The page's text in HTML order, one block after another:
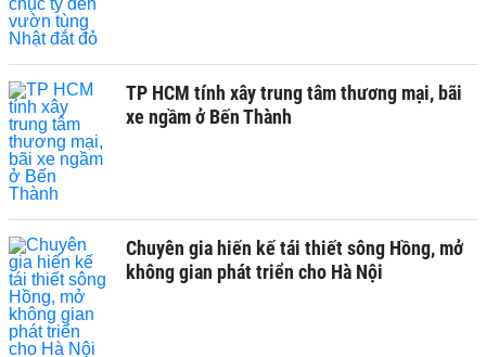
TP HCM tính xây trung tâm thương mại, bãi
xe ngầm ở Bến Thành
Chuyên gia hiến kế tái thiết sông Hồng, mở
không gian phát triển cho Hà Nội